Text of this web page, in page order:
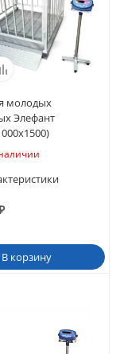
молодых
Элефант
В корзину